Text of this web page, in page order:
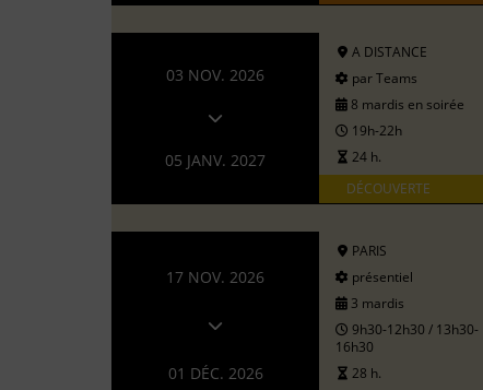
03 NOV. 2026
05 JANV. 2027
A DISTANCE
par Teams
8 mardis en soirée
19h-22h
24 h.
DÉCOUVERTE
17 NOV. 2026
01 DÉC. 2026
PARIS
présentiel
3 mardis
9h30-12h30 / 13h30-
16h30
28 h.